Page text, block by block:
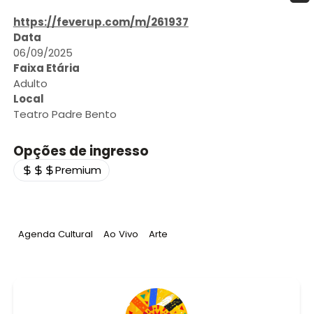
https://feverup.com/m/261937
Data
06/09/2025
Faixa Etária
Adulto
Local
Teatro Padre Bento
Opções de ingresso
Premium
Tag:
Agenda Cultural Tag:
Ao Vivo Tag:
Arte